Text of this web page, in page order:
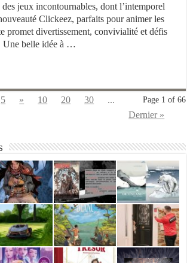
jeux incontournables, dont l’intemporel
Clickeez, parfaits pour animer les
promet divertissement, convivialité et défis
Une belle idée à …
Page 1 of 66
5 » 10 20 30
...
Dernier »